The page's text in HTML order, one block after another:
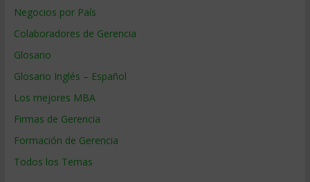
Negocios por País
Colaboradores de Gerencia
Glosario
Glosario Inglés – Español
Los mejores MBA
Firmas de Gerencia
Formación de Gerencia
Todos los Temas